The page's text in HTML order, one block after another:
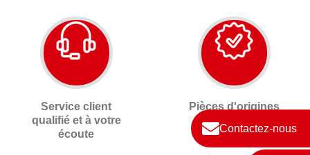
Contactez-nous
Service client
qualifié et à votre
écoute
Pièces d'origines
neuves